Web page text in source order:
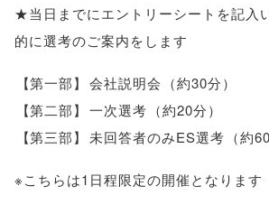
★当日までにエントリーシートを記入
的に選考のご案内をします
【第一部】 会社説明会 （約30分）
【第二部】 一次選考 （約20分）
【第三部】 未回答者のみES選考 （約
※こちらは1日程限定の開催となります